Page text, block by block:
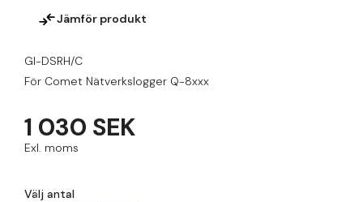
Jämför produkt
GI-DSRH/C
För Comet Nätverkslogger Q-8xxx
1 030 SEK
Exl. moms
Välj antal